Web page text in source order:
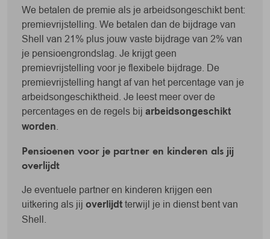
We betalen de premie als je arbeidsongeschikt bent:
premievrijstelling. We betalen dan de bijdrage van
Shell van 21% plus jouw vaste bijdrage van 2% van
je pensioengrondslag. Je krijgt geen
premievrijstelling voor je flexibele bijdrage. De
premievrijstelling hangt af van het percentage van je
arbeidsongeschiktheid. Je leest meer over de
percentages en de regels bij arbeidsongeschikt
worden
Pensioenen voor je partner en kinderen als jij
overlijdt
Je eventuele partner en kinderen krijgen een
uitkering als jij overlijdt terwijl je in dienst bent van
Shell.